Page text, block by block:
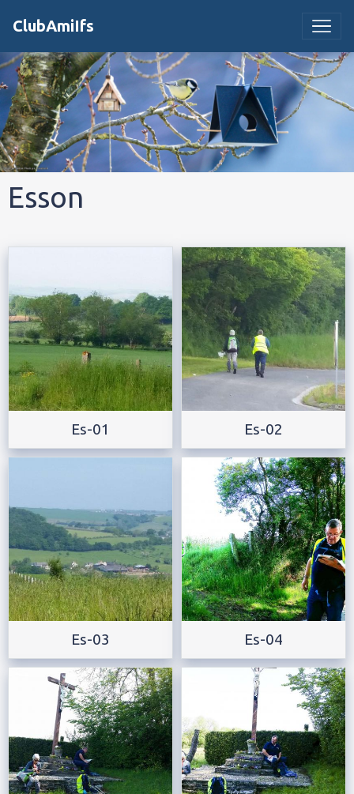
ClubAmiIfs
Esson
Es-01 Es-02
Es-03 Es-04